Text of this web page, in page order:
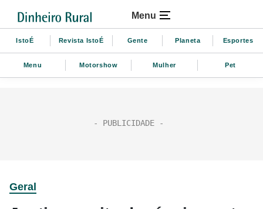
Menu
IstoÉ Revista IstoÉ Gente Planeta Esportes
Menu Motorshow Mulher Pet
Geral